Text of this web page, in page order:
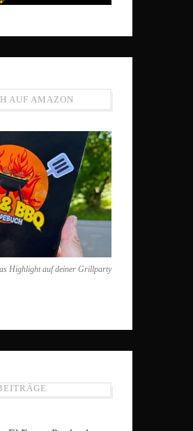
AUF AMAZON
Highlight auf deiner Grillparty